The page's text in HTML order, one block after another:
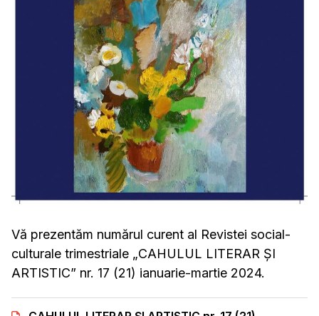
Vă prezentăm numărul curent al Revistei social-
culturale trimestriale „CAHULUL LITERAR ȘI
ARTISTIC” nr. 17 (21) ianuarie-martie 2024.